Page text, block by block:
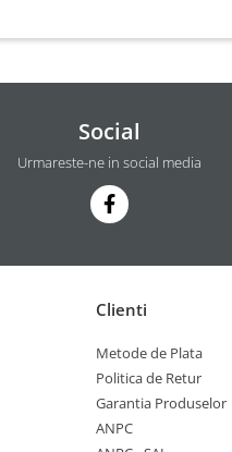
Social
Urmareste-ne in social media
Clienti
Metode de Plata
Politica de Retur
Garantia Produselor
ANPC